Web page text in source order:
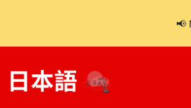
📢